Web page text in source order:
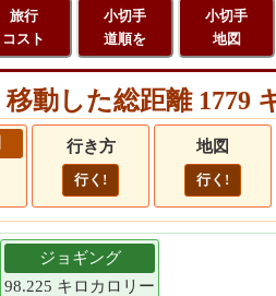
旅行
コスト
小切手
道順を
小切手
地図
移動した総距離 1779
行き方
行く!
地図
行く!
ジョギング
98.225 キロカロリー